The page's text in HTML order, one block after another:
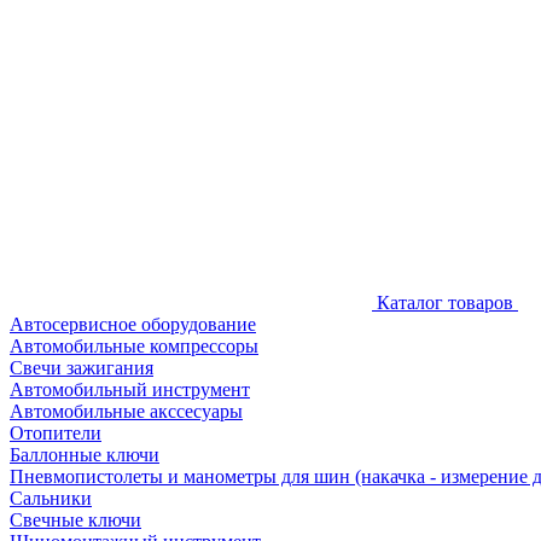
Каталог товаров
Автосервисное оборудование
Автомобильные компрессоры
Свечи зажигания
Автомобильный инструмент
Автомобильные акссесуары
Отопители
Баллонные ключи
Пневмопистолеты и манометры для шин (накачка - измерение
Сальники
Свечные ключи